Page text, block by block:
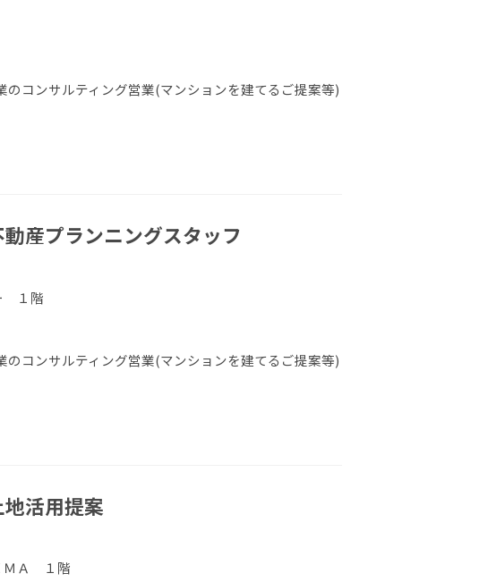
のコンサルティング営業(マンションを建てるご提案等)
産プランニングスタッフ
１階
のコンサルティング営業(マンションを建てるご提案等)
活用提案
ＭＡ １階